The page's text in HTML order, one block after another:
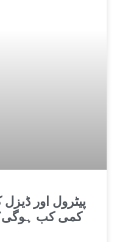
پیٹرول اور
کمی کب ہوگی؟